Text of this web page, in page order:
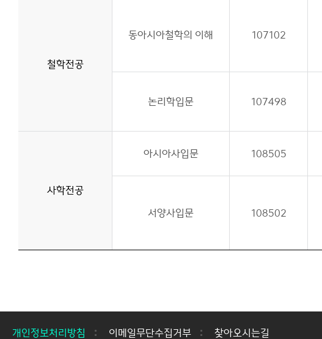
철학전공
동아시아철학의 이해 107102
논리학입문 107498
사학전공
아시아사입문 108505
서양사입문 108502
개인정보처리방침 이메일무단수집거부 찾아오시는길